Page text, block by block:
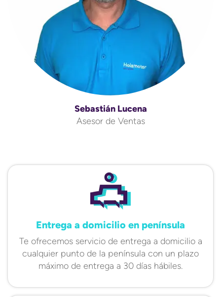
Sebastián Lucena
Asesor de Ventas
Entrega a domicilio en península
Te ofrecemos servicio de entrega a domicilio a
cualquier punto de la península con un plazo
máximo de entrega a 30 días hábiles.